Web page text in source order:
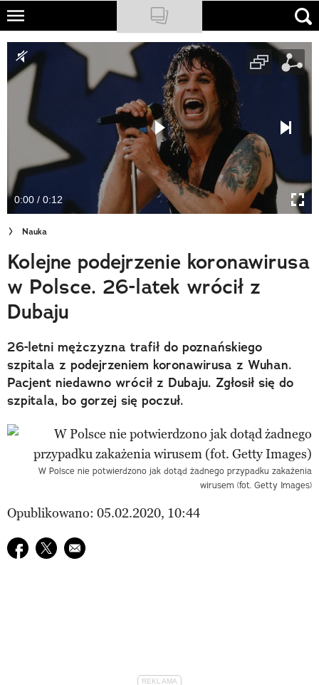
Skip
main
content
NATIONAL GEOGRAPHIC
TRAVELER
PODCASTY
Newsletter
Cuda Polski
Wielki Konkurs Fotograficzny
Trendbook Podróżniczy
Polecane
0:00 / 0:12
Nauka
Kolejne podejrzenie koronawirusa
w Polsce. 26-latek wrócił z
Dubaju
26-letni mężczyzna trafił do poznańskiego
szpitala z podejrzeniem koronawirusa z Wuhan.
Pacjent niedawno wrócił z Dubaju. Zgłosił się do
szpitala, bo gorzej się poczuł.
W Polsce nie potwierdzono jak dotąd żadnego przypadku zakażenia
wirusem (fot. Getty Images)
Opublikowano: 05.02.2020, 10:44
Udostępnij na facebook
Udostępnij na twitter
E-mail do przyjaciela